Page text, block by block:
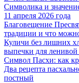
Символика и
11 апреля 2026 года
Благовещение
традиции и что
Куличи без лишних
выпечки для ленивой
Символ Пасхи: как
Два рецепта
постный